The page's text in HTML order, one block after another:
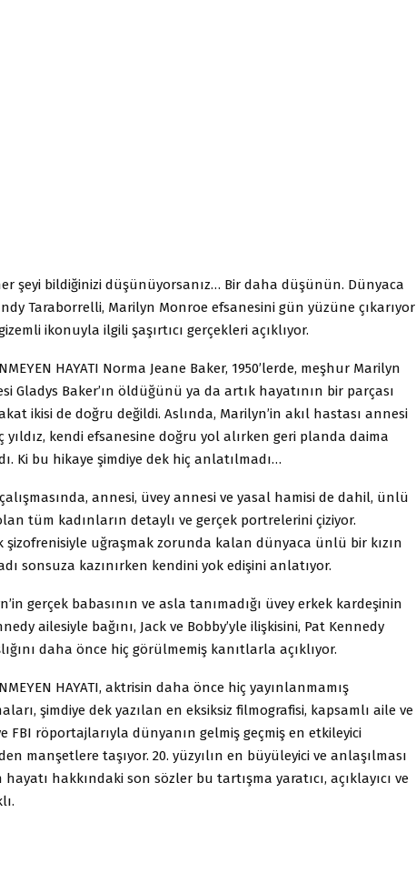
şeyi bildiğinizi düşünüyorsanız… Bir daha düşünün. Dünyaca
Taraborrelli, Marilyn Monroe efsanesini gün yüzüne çıkarıyor
ikonuyla ilgili şaşırtıcı gerçekleri açıklıyor.
HAYATI Norma Jeane Baker, 1950’lerde, meşhur Marilyn
Gladys Baker’ın öldüğünü ya da artık hayatının bir parçası
ikisi de doğru değildi. Aslında, Marilyn’in akıl hastası annesi
yıldız, kendi efsanesine doğru yol alırken geri planda daima
Ki bu hikaye şimdiye dek hiç anlatılmadı…
annesi, üvey annesi ve yasal hamisi de dahil, ünlü
tüm kadınların detaylı ve gerçek portrelerini çiziyor.
şizofrenisiyle uğraşmak zorunda kalan dünyaca ünlü bir kızın
sonsuza kazınırken kendini yok edişini anlatıyor.
gerçek babasının ve asla tanımadığı üvey erkek kardeşinin
ailesiyle bağını, Jack ve Bobby’yle ilişkisini, Pat Kennedy
daha önce hiç görülmemiş kanıtlarla açıklıyor.
HAYATI, aktrisin daha önce hiç yayınlanmamış
şimdiye dek yazılan en eksiksiz filmografisi, kapsamlı aile ve
FBI röportajlarıyla dünyanın gelmiş geçmiş en etkileyici
manşetlere taşıyor. 20. yüzyılın en büyüleyici ve anlaşılması
hakkındaki son sözler bu tartışma yaratıcı, açıklayıcı ve